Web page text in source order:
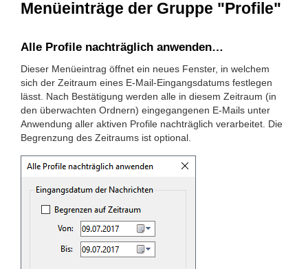
Menüeinträge der Gruppe "Profile"
Alle Profile nachträglich anwenden…
Dieser Menüeintrag öffnet ein neues Fenster, in welchem
sich der Zeitraum eines E-Mail-Eingangsdatums festlegen
lässt. Nach Bestätigung werden alle in diesem Zeitraum (in
den überwachten Ordnern) eingegangenen E-Mails unter
Anwendung aller aktiven Profile nachträglich verarbeitet. Die
Begrenzung des Zeitraums ist optional.